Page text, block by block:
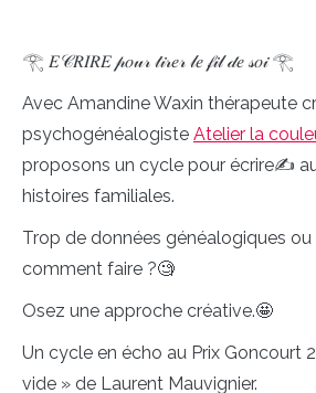
𓂀 𝐸𝒞𝑅𝐼𝑅𝐸 𝓅𝑜𝓊𝓇 𝓉𝒾𝓇𝑒𝓇 𝓁𝑒 𝒻𝒾𝓁 𝒹𝑒 𝓈𝑜𝒾 𓂀
Avec Amandine Waxin thérapeute
psychogénéalogiste Atelier la
proposons un cycle pour écrire✍
histoires familiales.
Trop de données généalogiques ou
comment faire ?🧐
Osez une approche créative.🤩
Un cycle en écho au Prix Goncourt
vide » de Laurent Mauvignier.